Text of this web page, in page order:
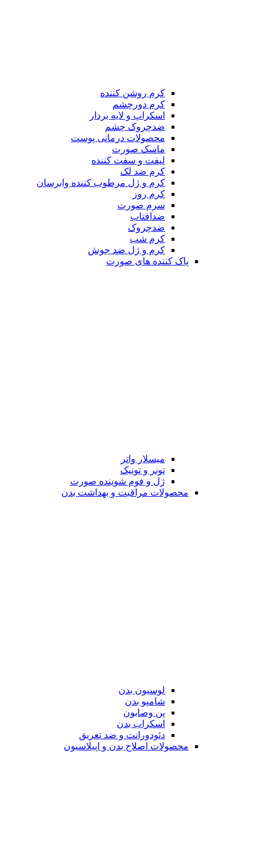
کرم روشن کننده
کرم دورچشم
اسکراپ و لایه بردار
ضدچروک چشم
محصولات درمانی پوست
ماسک صورت
لیفت و سفت کننده
کرم ضد لک
کرم و ژل مرطوب کننده وابرسان
کرم روز
سرم صورت
ضدافتاب
ضدچروک
کرم شب
کرم و ژل ضد جوش
پاک کننده های صورت
میسلار واتر
تونر و تونیک
ژل و فوم شوینده صورت
محصولات مراقبت و بهداشت بدن
لوسیون بدن
شامپو بدن
پن وصابون
اسکراب بدن
دئودورانت و ضد تعریق
محصولات اصلاح بدن و اپیلاسیون